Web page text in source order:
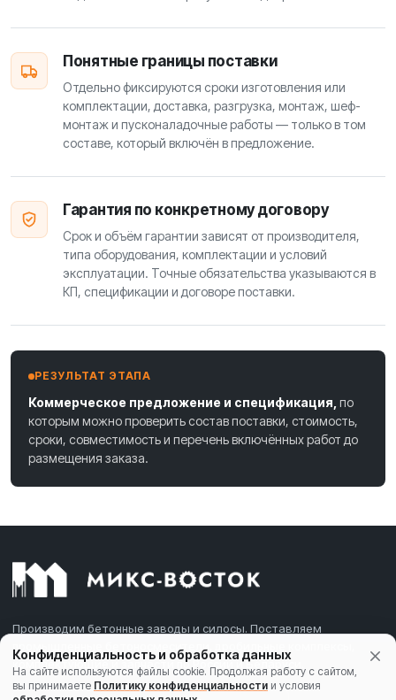
Понятные границы поставки
Отдельно фиксируются сроки изготовления или
комплектации, доставка, разгрузка, монтаж, шеф-
монтаж и пусконаладочные работы — только в том
составе, который включён в предложение.
Гарантия по конкретному договору
Срок и объём гарантии зависят от производителя,
типа оборудования, комплектации и условий
эксплуатации. Точные обязательства указываются в
КП, спецификации и договоре поставки.
РЕЗУЛЬТАТ ЭТАПА
Коммерческое предложение и спецификация, по
которым можно проверить состав поставки, стоимость,
сроки, совместимость и перечень включённых работ до
размещения заказа.
Производим бетонные заводы и силосы. Поставляем
комплектующие и запчасти по России и Беларуси.
Конфиденциальность и обработка данных
На сайте используются файлы cookie. Продолжая работу с сайтом,
вы принимаете Политику конфиденциальности и условия